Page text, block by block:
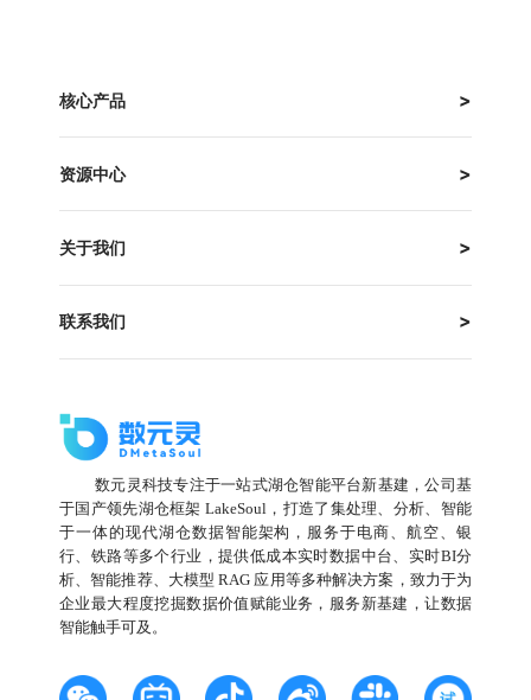
核心产品
资源中心
关于我们
联系我们
数元灵科技专注于一站式湖仓智能平台新基建，公司基
于国产领先湖仓框架 LakeSoul，打造了集处理、分析、智能
于一体的现代湖仓数据智能架构，服务于电商、航空、银
行、铁路等多个行业，提供低成本实时数据中台、实时BI分
析、智能推荐、大模型 RAG 应用等多种解决方案，致力于为
企业最大程度挖掘数据价值赋能业务，服务新基建，让数据
智能触手可及。